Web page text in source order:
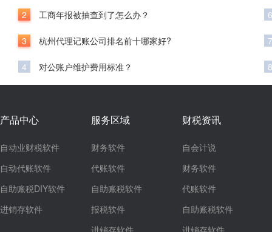
2 工商年报被抽查到了怎么办？
3 杭州代理记账公司排名前十哪家好?
4 对公账户维护费用标准？
6
7
8
产品中心
自动业财税软件
自动代账软件
自助账税DIY软件
进销存软件
服务区域
财务软件
代账软件
自助账税软件
报税软件
进销存软件
财税资讯
自会计说
财务软件
代账软件
自助账税软件
进销存软件